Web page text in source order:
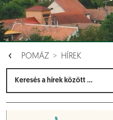
POMÁZ HÍREK
Aloldalak []